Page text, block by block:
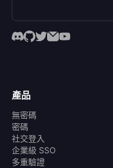
產品
無密碼
密碼
社交登入
企業級 SSO
多重驗證